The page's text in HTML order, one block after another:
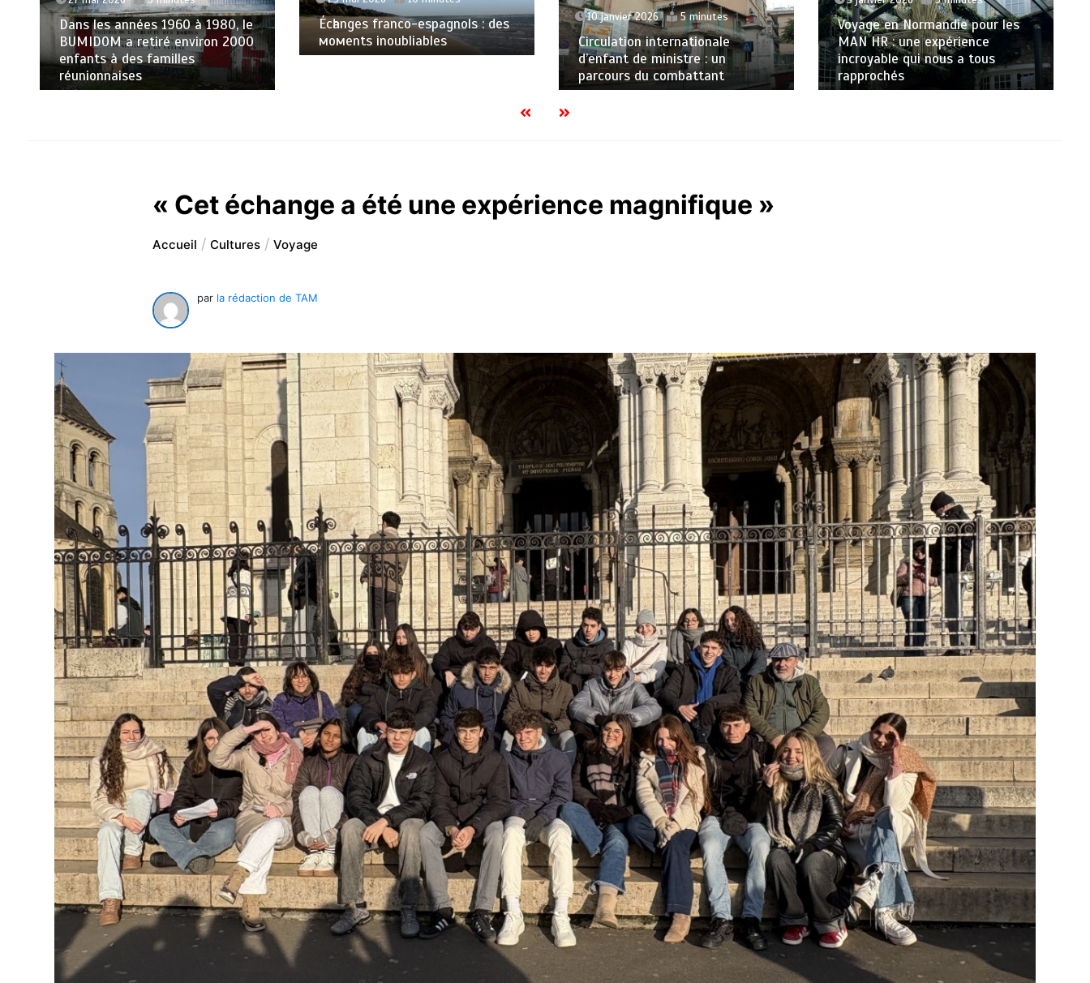
Dans les années 1960 à 1980, le
BUMIDOM a retiré environ 2000
enfants à des familles
réunionnaises
Éсһаngеѕ frаnсо-еѕраgnоlѕ : dеѕ
момеntѕ іnоublіаblеѕ
10 janvier 2026 5 minutes
Circulation internationale
d’enfant de ministre : un
parcours du combattant
Voyage en Normandie pour les
MAN HR : une expérience
incroyable qui nous a tous
rapprochés
« Cet échange a été une expérience magnifique »
Accueil Cultures Voyage
par la rédaction de TAM